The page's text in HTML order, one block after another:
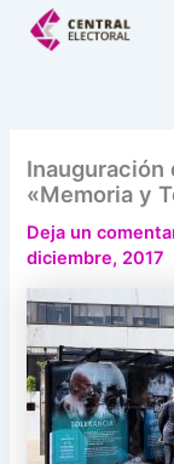
Inauguración
«Memoria y
Deja un
diciembre, 2017